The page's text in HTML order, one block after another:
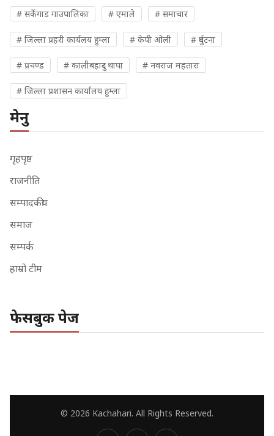
# सर्केगाड गाउपालिका # एमाले # समाचार
# जिल्ला प्रहरी कार्यलय हुम्ला # केपी ओली # दुर्घटना
# प्रचण्ड # कालीबहादुर थापा # नवराज महतारा
# जिल्ला प्रशासन कार्यालय हुम्ला
मेनु
गृहपृष्ठ
राजनीति
सम्पादकीय
समाज
सम्पर्क
हाम्रो टीम
फेसबुक पेज
© 2026 Kachahari. All Rights Reserved.